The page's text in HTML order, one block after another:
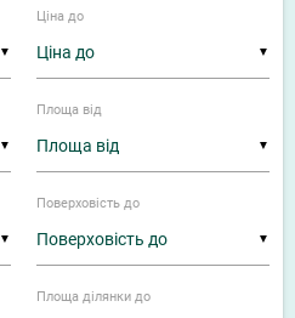
▼ ▼
Ціна до
▼ ▼
Площа від
▼ ▼
Поверховість до
Площа ділянки до